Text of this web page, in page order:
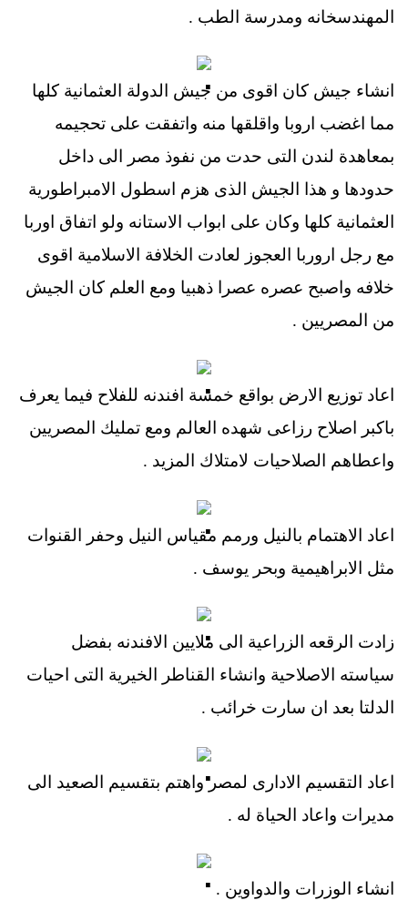
المهندسخانه ومدرسة الطب .
انشاء جيش كان اقوى من جيش الدولة العثمانية كلها
مما اغضب اروبا واقلقها منه واتفقت على تحجيمه
بمعاهدة لندن التى حدت من نفوذ مصر الى داخل
حدودها و هذا الجيش الذى هزم اسطول الامبراطورية
العثمانية كلها وكان على ابواب الاستانه ولو اتفاق اوربا
مع رجل اروربا العجوز لعادت الخلافة الاسلامية اقوى
خلافه واصبح عصره عصرا ذهبيا ومع العلم كان الجيش
من المصريين .
اعاد توزيع الارض بواقع خمسة افندنه للفلاح فيما يعرف
باكبر اصلاح رزاعى شهده العالم ومع تمليك المصريين
واعطاهم الصلاحيات لامتلاك المزيد .
اعاد الاهتمام بالنيل ورمم مقياس النيل وحفر القنوات
مثل الابراهيمية وبحر يوسف .
زادت الرقعه الزراعية الى ملايين الافندنه بفضل
سياسته الاصلاحية وانشاء القناطر الخيرية التى احيات
الدلتا بعد ان سارت خرائب .
اعاد التقسيم الادارى لمصر واهتم بتقسيم الصعيد الى
مديرات واعاد الحياة له .
انشاء الوزرات والدواوين .